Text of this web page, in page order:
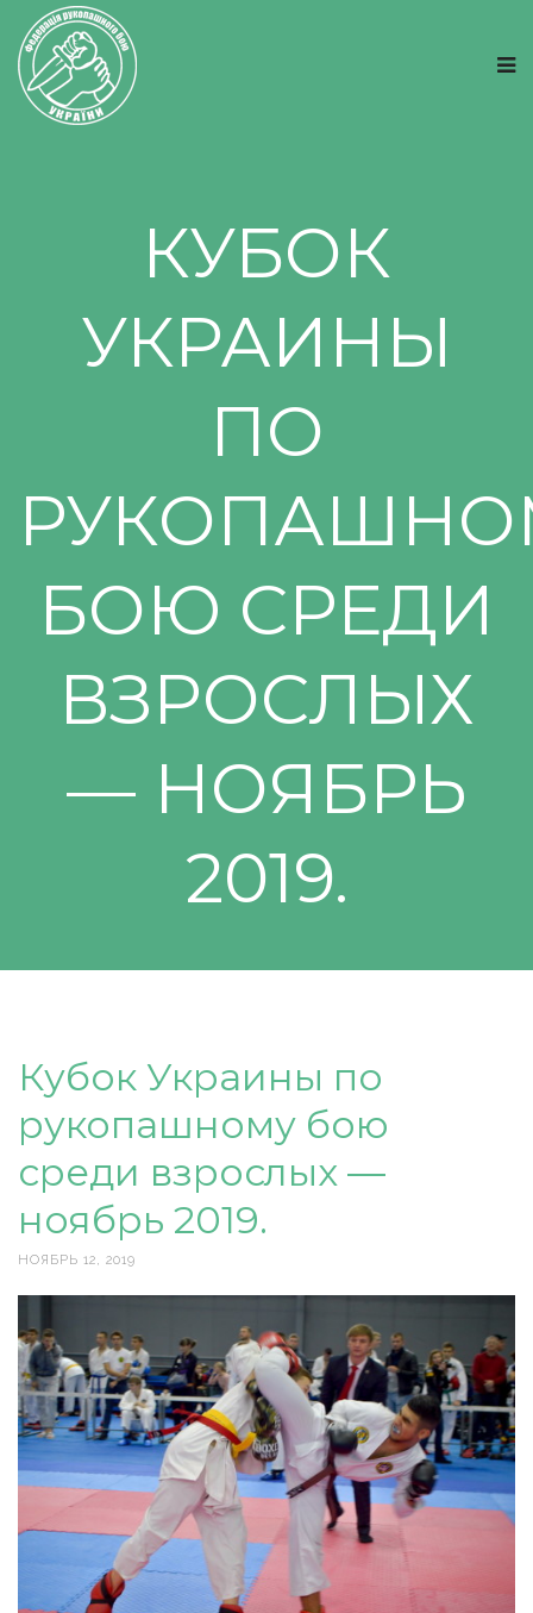
КУБОК
УКРАИНЫ
ПО
БОЮ СРЕДИ
ВЗРОСЛЫХ
— НОЯБРЬ
2019.
Кубок Украины по
рукопашному бою
среди взрослых —
ноябрь 2019.
НОЯБРЬ 12, 2019